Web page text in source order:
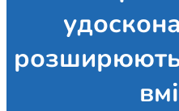
розширюють